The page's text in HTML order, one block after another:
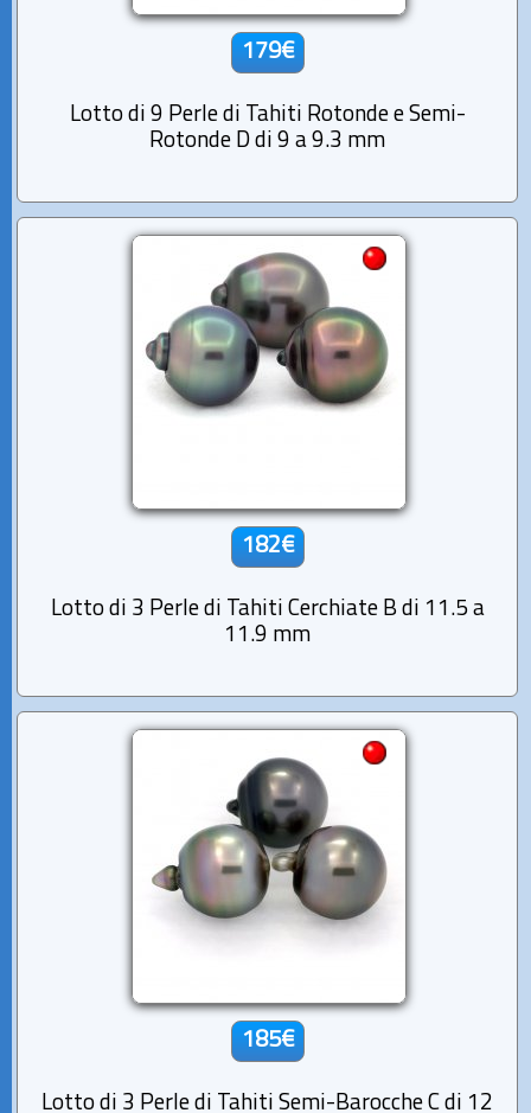
179€
Lotto di 9 Perle di Tahiti Rotonde e Semi-
Rotonde D di 9 a 9.3 mm
182€
Lotto di 3 Perle di Tahiti Cerchiate B di 11.5 a
11.9 mm
185€
Lotto di 3 Perle di Tahiti Semi-Barocche C di 12